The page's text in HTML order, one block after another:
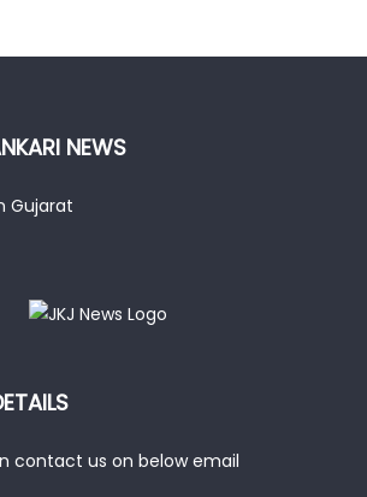
NEWS
Gujarat
contact us on below email